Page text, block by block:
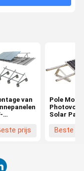
van
voor
prijs
Pole
Solar
Brackets
Beste